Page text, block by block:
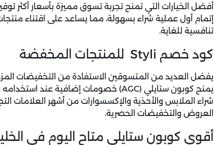
أفضل الخيارات التي تمنح تجربة تسوق مميزة بأسعار أكثر
إتمام أول عملية شراء بسهولة، مما يساعد على اقتناء
تنافسية للغاية.
كود خصم Styli للمنتجات المخفضة
يفضل العديد من المتسوقين الاستفادة من التخفيضات
يمنح كوبون ستايلي (AGC
) خصومات إضافية عند استخدامه
شراء الملابس والأحذية والإكسسوارات من أشهر العلامات
العروض والتخفيضات الحصرية.
أقوى كوبون ستايلي متاح اليوم في